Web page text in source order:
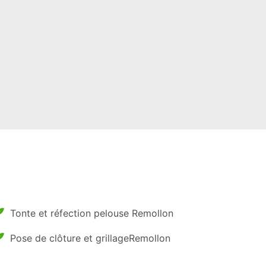
Tonte et réfection pelouse Remollon
Pose de clôture et grillageRemollon